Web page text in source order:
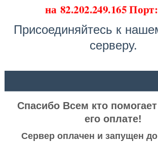
на82.202.249.165
Присоединяйтесь к
серверу.
Спасибо Всем кто
его оплате!
Сервер оплачен и запущен до